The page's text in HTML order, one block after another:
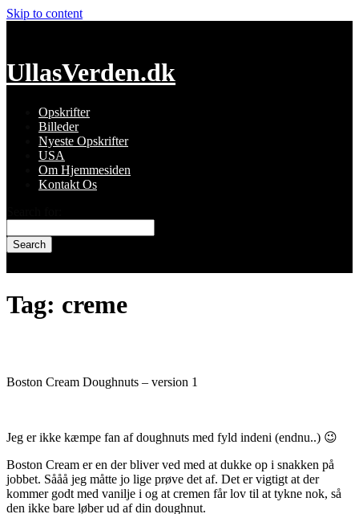
Skip to content
UllasVerden.dk
Opskrifter
Billeder
Nyeste Opskrifter
USA
Om Hjemmesiden
Kontakt Os
Tag: creme
Boston Cream Doughnuts – version 1
Jeg er ikke kæmpe fan af doughnuts med fyld indeni (endnu..) 😉
Boston Cream er en der bliver ved med at dukke op i snakken på
jobbet. Sååå jeg måtte jo lige prøve det af. Det er vigtigt at der
kommer godt med vanilje i og at cremen får lov til at tykne nok, så
den ikke bare løber ud af din doughnut.